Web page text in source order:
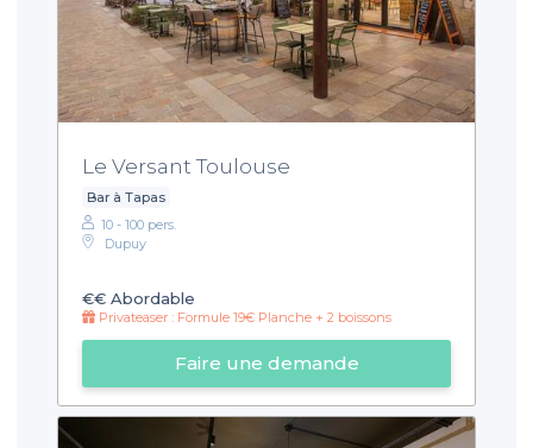
Le Versant Toulouse
Bar à Tapas
10 - 100 pers.
Dupuy
€€ Abordable
Privateaser : Formule 19€ Planche + 2 boissons
Faire une demande